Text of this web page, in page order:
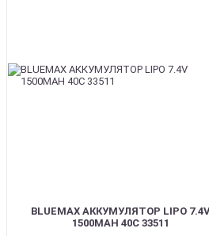
BLUEMAX АККУМУЛЯТОР LIPO
1500MAH 40C 33511